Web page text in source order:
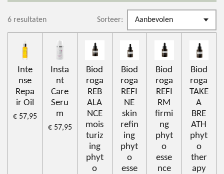
6 resultaten Sorteer:
Inte
nse
Repa
ir Oil
€ 57,95
Insta
nt
Care
Seru
m
€ 57,95
Biod
roga
REB
ALA
NCE
mois
turiz
ing
phyt
o
Biod
roga
REFI
NE
skin
refin
ing
phyt
o
esse
Biod
roga
REFI
RM
firmi
ng
phyt
o
esse
nce
Biod
roga
TAKE
A
BRE
ATH
phyt
o
ther
apy